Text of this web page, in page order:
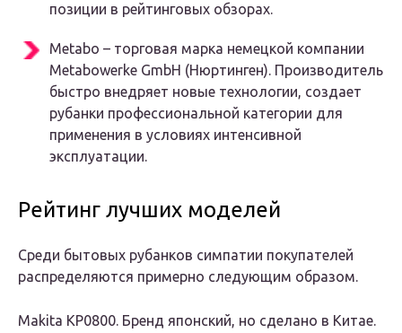
позиции в рейтинговых обзорах.
Metabo – торговая марка немецкой компании
Metabowerke GmbH (Нюртинген). Производитель
быстро внедряет новые технологии, создает
рубанки профессиональной категории для
применения в условиях интенсивной
эксплуатации.
Рейтинг лучших моделей
Среди бытовых рубанков симпатии покупателей
распределяются примерно следующим образом.
Makita KP0800. Бренд японский, но сделано в Китае.